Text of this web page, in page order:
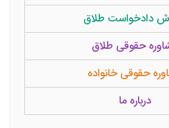
دادخواست طلاق
حقوقی طلاق
حقوقی خانواده
درباره ما